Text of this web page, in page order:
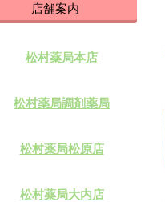
店舗案内
松村薬局本店
松村薬局調剤薬局
松村薬局松原店
松村薬局大内店